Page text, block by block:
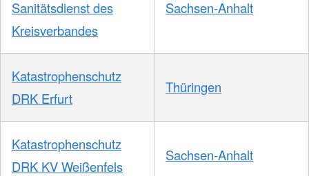
Sanitätsdienst des
Kreisverbandes
Sachsen-Anhalt
Katastrophenschutz
DRK Erfurt
Thüringen
Katastrophenschutz
DRK KV Weißenfels
Sachsen-Anhalt